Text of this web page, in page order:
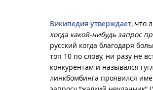
Википедия утверждает, что
когда какой-нибудь запрос
русский когда благодаря
топ 10 по слову, ни разу не
конкурентам и назывался
линкбомбинга проявился